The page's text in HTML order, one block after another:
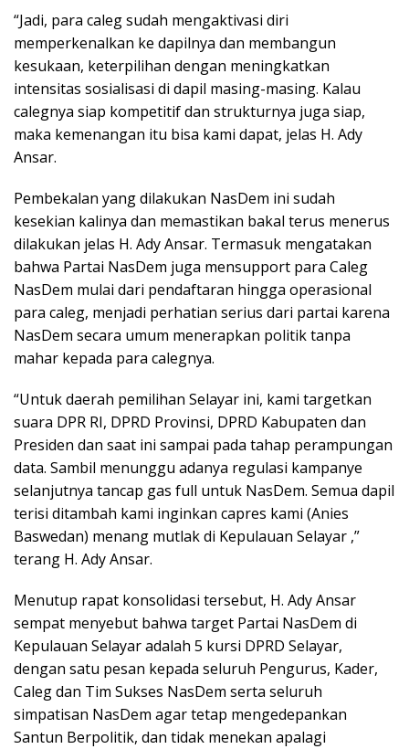
“Jadi, para caleg sudah mengaktivasi diri
memperkenalkan ke dapilnya dan membangun
kesukaan, keterpilihan dengan meningkatkan
intensitas sosialisasi di dapil masing-masing. Kalau
calegnya siap kompetitif dan strukturnya juga siap,
maka kemenangan itu bisa kami dapat, jelas H. Ady
Ansar.
Pembekalan yang dilakukan NasDem ini sudah
kesekian kalinya dan memastikan bakal terus menerus
dilakukan jelas H. Ady Ansar. Termasuk mengatakan
bahwa Partai NasDem juga mensupport para Caleg
NasDem mulai dari pendaftaran hingga operasional
para caleg, menjadi perhatian serius dari partai karena
NasDem secara umum menerapkan politik tanpa
mahar kepada para calegnya.
“Untuk daerah pemilihan Selayar ini, kami targetkan
suara DPR RI, DPRD Provinsi, DPRD Kabupaten dan
Presiden dan saat ini sampai pada tahap perampungan
data. Sambil menunggu adanya regulasi kampanye
selanjutnya tancap gas full untuk NasDem. Semua dapil
terisi ditambah kami inginkan capres kami (Anies
Baswedan) menang mutlak di Kepulauan Selayar ,”
terang H. Ady Ansar.
Menutup rapat konsolidasi tersebut, H. Ady Ansar
sempat menyebut bahwa target Partai NasDem di
Kepulauan Selayar adalah 5 kursi DPRD Selayar,
dengan satu pesan kepada seluruh Pengurus, Kader,
Caleg dan Tim Sukses NasDem serta seluruh
simpatisan NasDem agar tetap mengedepankan
Santun Berpolitik, dan tidak menekan apalagi